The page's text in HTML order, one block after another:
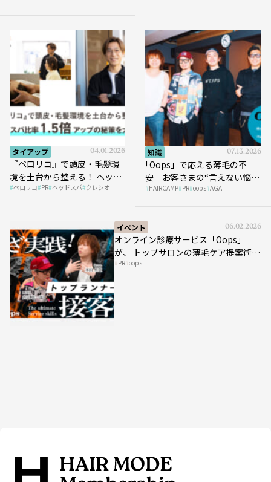
タイアップ 04.01.2026
『ペロリコ』で頭皮・毛髪環
境を土台から整える！ ヘッド
スパ比率1.5倍アップの秘策を
ペロリコ PR ヘッドスパ クレシオ
知識 07.13.2026
｢Oops」で応える薄毛の不
安 お客さまの“言えない悩
み”にどう向き合う？ ＃01
HAIRCAMP PR oops AGA
イベント 06.02.2026
オンライン診療サービス「Oops」
が、 トップサロンの薄毛ケア提案術を
HAIRCAMPで公開！
PR oops